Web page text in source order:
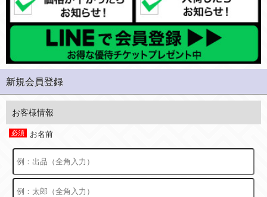
新規会員登録
お客様情報
お名前